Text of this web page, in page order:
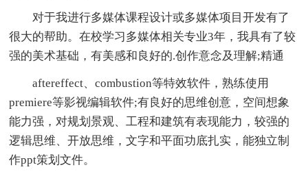
对于我进行多媒体课程设计或多媒体项目开发有了
很大的帮助。在校学习多媒体相关专业3年，我具有了较
强的美术基础，有美感和良好的.创作意念及理解;精通
aftereffect、combustion等特效软件，熟练使用
premiere等影视编辑软件;有良好的思维创意，空间想象
能力强，对规划景观、工程和建筑有表现能力，较强的
逻辑思维、开放思维，文字和平面功底扎实，能独立制
作ppt策划文件。